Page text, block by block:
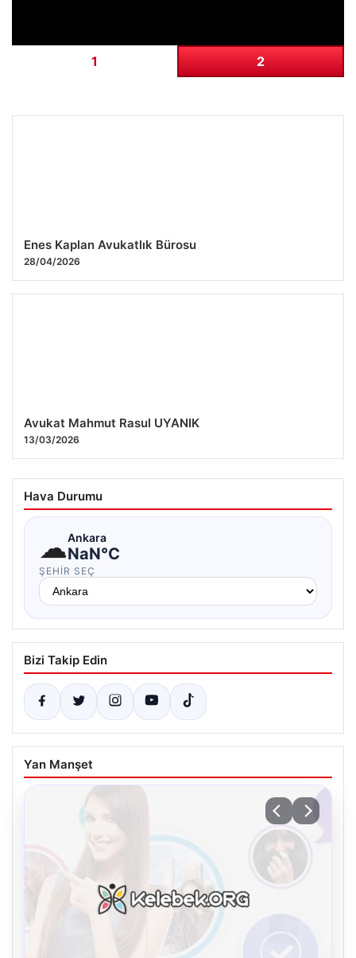
1 2
Enes Kaplan Avukatlık Bürosu
28/04/2026
Avukat Mahmut Rasul UYANIK
13/03/2026
Hava Durumu
☁Ankara
NaN°C
ŞEHIR SEÇ
Bizi Takip Edin
Yan Manşet